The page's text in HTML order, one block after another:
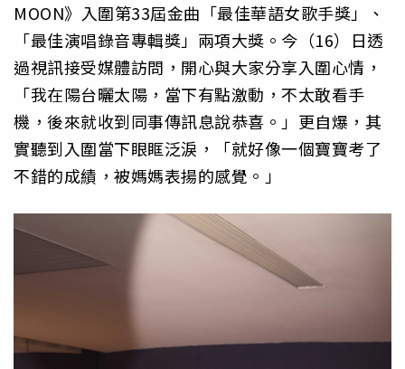
MOON》入圍第33屆金曲「最佳華語女歌手獎」、
「最佳演唱錄音專輯獎」兩項大獎。今（16）日透
過視訊接受媒體訪問，開心與大家分享入圍心情，
「我在陽台曬太陽，當下有點激動，不太敢看手
機，後來就收到同事傳訊息說恭喜。」更自爆，其
實聽到入圍當下眼眶泛淚，「就好像一個寶寶考了
不錯的成績，被媽媽表揚的感覺。」